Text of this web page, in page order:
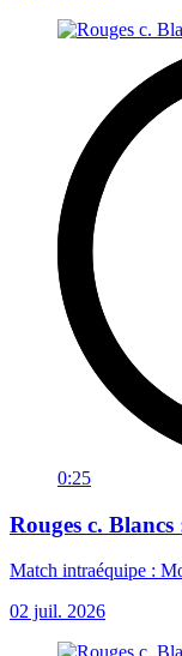
0:25
Rouges c.
Match intraéquipe :
02 juil. 2026